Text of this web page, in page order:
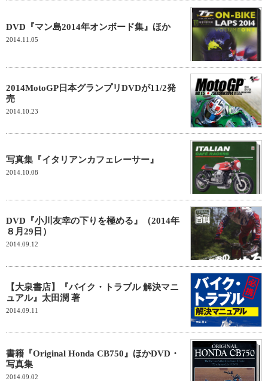
DVD『マン島2014年オンボード集』ほか
2014.11.05
2014MotoGP日本グランプリDVDが11/2発
売
2014.10.23
写真集『イタリアンカフェレーサー』
2014.10.08
DVD『小川友幸の下りを極める』（2014年
８月29日）
2014.09.12
【大泉書店】『バイク・トラブル 解決マニ
ュアル』太田潤 著
2014.09.11
書籍『Original Honda CB750』ほかDVD・
写真集
2014.09.02